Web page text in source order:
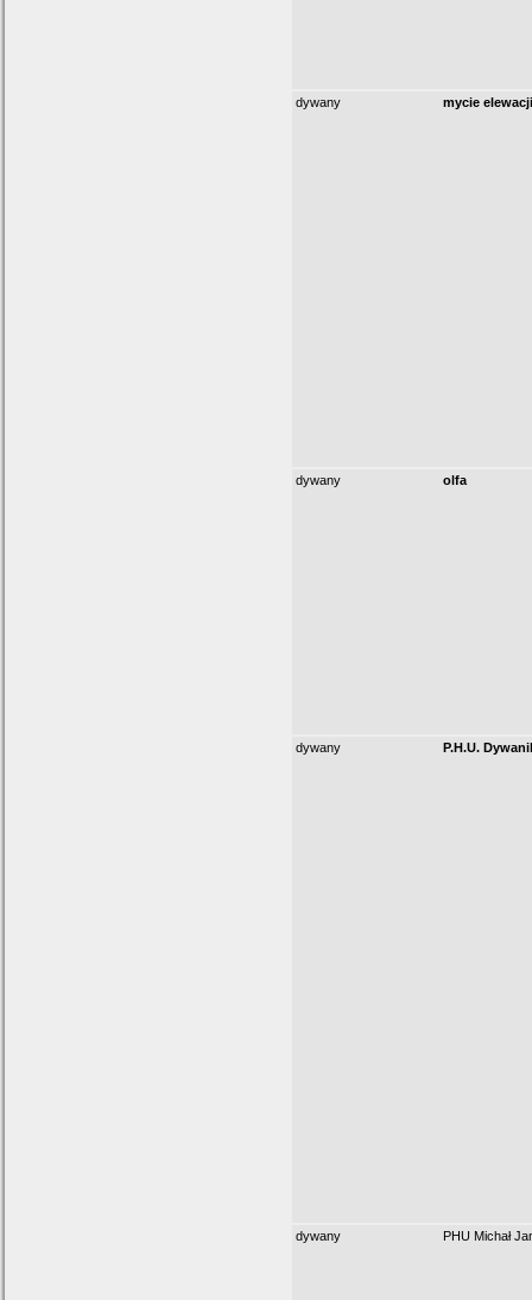
dywany mycie
dywany olfa
dywany P.H.U.
dywany PHU Michał